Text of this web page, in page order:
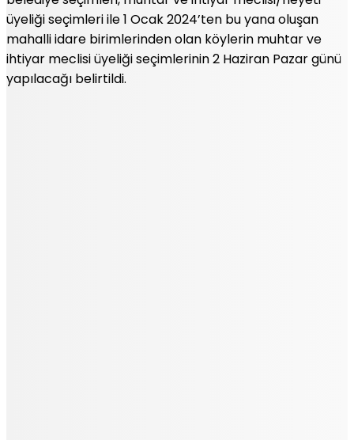
üyeliği seçimleri ile 1 Ocak 2024’ten bu yana oluşan
mahalli idare birimlerinden olan köylerin muhtar ve
ihtiyar meclisi üyeliği seçimlerinin 2 Haziran Pazar günü
yapılacağı belirtildi.